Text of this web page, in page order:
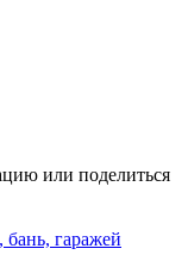
или поделиться
бань, гаражей